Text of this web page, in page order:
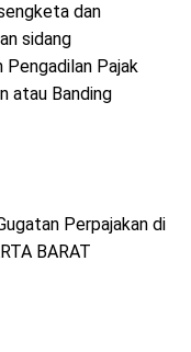
dan
sidang
Pengadilan Pajak
atau Banding
Perpajakan di
BARAT